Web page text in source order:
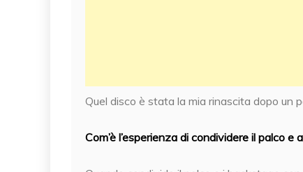
Quel disco è stata la mia rinascita dopo un
Com’è l’esperienza di condividere il palco